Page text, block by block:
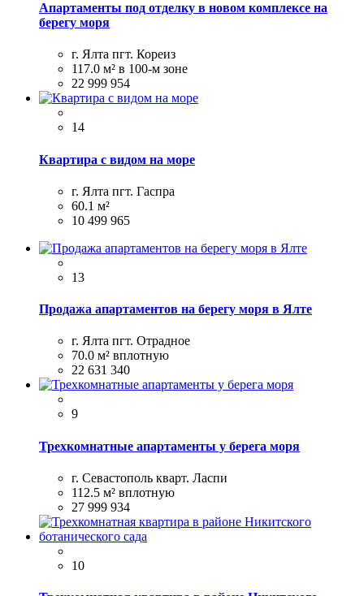
Апартаменты под отделку в новом комплексе на
берегу моря
г. Ялта пгт. Кореиз
117.0 м² в 100-м зоне
22 999 954
14
Квартира с видом на море
г. Ялта пгт. Гаспра
60.1 м²
10 499 965
13
Продажа апартаментов на берегу моря в Ялте
г. Ялта пгт. Отрадное
70.0 м² вплотную
22 631 340
9
Трехкомнатные апартаменты у берега моря
г. Севастополь кварт. Ласпи
112.5 м² вплотную
27 999 934
10